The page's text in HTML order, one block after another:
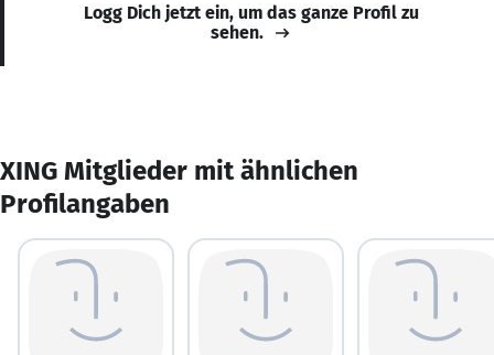
Logg Dich jetzt ein, um das ganze Profil zu
sehen.
XING Mitglieder mit ähnlichen
Profilangaben